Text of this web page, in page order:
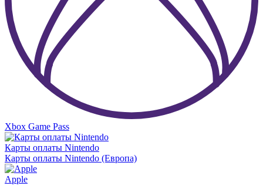
Xbox Game Pass
Карты оплаты Nintendo
Карты оплаты Nintendo (Европа)
Apple